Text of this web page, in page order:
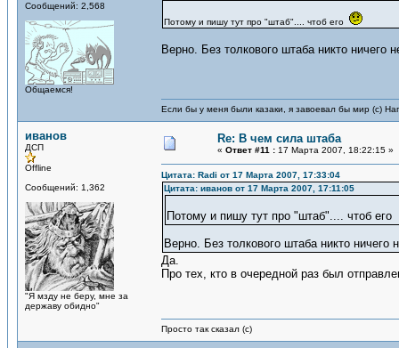
Сообщений: 2,568
Общаемся!
Потому и пишу тут про "штаб".... чтоб его
Верно. Без толкового штаба никто ничего
Если бы у меня были казаки, я завоевал бы мир (с)
иванов
ДСП
Offline
Сообщений: 1,362
"Я мзду не беру, мне за
державу обидно"
Re: В чем сила штаба
« Ответ #11 : 17 Марта 2007, 18:22:15 »
Цитата: Radi от 17 Марта 2007, 17:33:04
Цитата: иванов от 17 Марта 2007, 17:11:05
Потому и пишу тут про "штаб".... чтоб его
Верно. Без толкового штаба никто ничего
Да.
Про тех, кто в очередной раз был
Просто так сказал (с)